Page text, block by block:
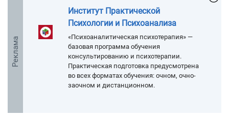
Реклама
Институт Практической
Психологии и Психоанализа
«Психоаналитическая психотерапия» —
базовая программа обучения
консультированию и психотерапии.
Практическая подготовка предусмотрена
во всех форматах обучения: очном, очно-
заочном и дистанционном.